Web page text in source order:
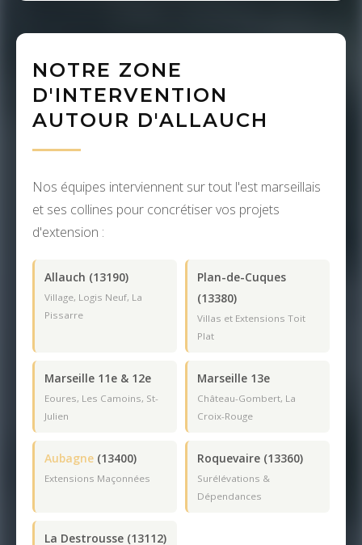
NOTRE ZONE
D'INTERVENTION
AUTOUR D'ALLAUCH
Nos équipes interviennent sur tout l'est marseillais
et ses collines pour concrétiser vos projets
d'extension :
Allauch (13190)
Village, Logis Neuf, La
Pissarre
Plan-de-Cuques
(13380)
Villas et Extensions Toit
Plat
Marseille 11e & 12e
Eoures, Les Camoins, St-
Julien
Marseille 13e
Château-Gombert, La
Croix-Rouge
Aubagne (13400)
Extensions Maçonnées
Roquevaire (13360)
Surélévations &
Dépendances
La Destrousse (13112)